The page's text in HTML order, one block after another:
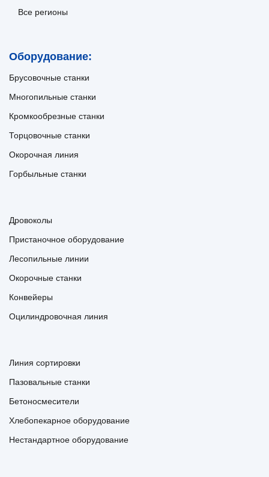
Все регионы
Оборудование:
Брусовочные станки
Многопильные станки
Кромкообрезные станки
Торцовочные станки
Окорочная линия
Горбыльные станки
Дровоколы
Пристаночное оборудование
Лесопильные линии
Окорочные станки
Конвейеры
Оцилиндровочная линия
Линия сортировки
Пазовальные станки
Бетоносмесители
Хлебопекарное оборудование
Нестандартное оборудование